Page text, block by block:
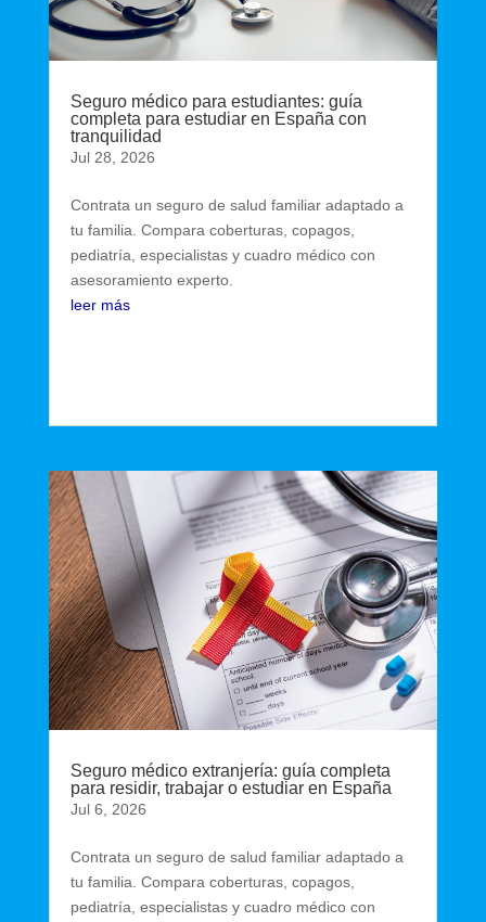
Seguro médico para estudiantes: guía
completa para estudiar en España con
tranquilidad
Jul 28, 2026
Contrata un seguro de salud familiar adaptado a
tu familia. Compara coberturas, copagos,
pediatría, especialistas y cuadro médico con
asesoramiento experto.
leer más
Seguro médico extranjería: guía completa
para residir, trabajar o estudiar en España
Jul 6, 2026
Contrata un seguro de salud familiar adaptado a
tu familia. Compara coberturas, copagos,
pediatría, especialistas y cuadro médico con